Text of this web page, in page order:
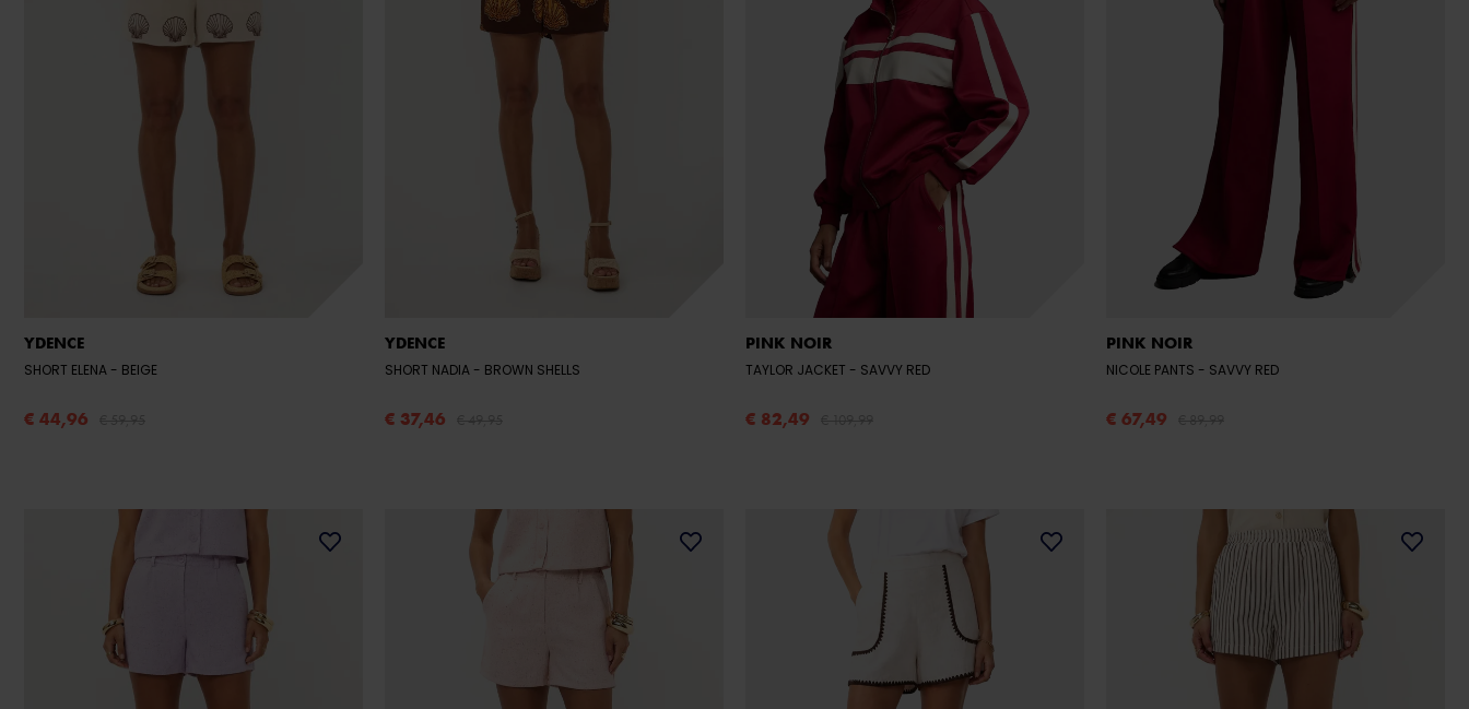
YDENCE
SHORT ELENA - BEIGE
€ 44,96
YDENCE
SHORT NADIA - BROWN SHELLS
€ 37,46
PINK NOIR
TAYLOR JACKET - SAVVY RED
€ 82,49
PINK NOIR
NICOLE PANTS - SAVVY RED
€ 67,49